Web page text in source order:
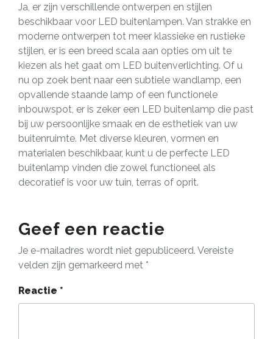
Ja, er zijn verschillende ontwerpen en stijlen
beschikbaar voor LED buitenlampen. Van strakke en
moderne ontwerpen tot meer klassieke en rustieke
stijlen, er is een breed scala aan opties om uit te
kiezen als het gaat om LED buitenverlichting. Of u
nu op zoek bent naar een subtiele wandlamp, een
opvallende staande lamp of een functionele
inbouwspot, er is zeker een LED buitenlamp die past
bij uw persoonlijke smaak en de esthetiek van uw
buitenruimte. Met diverse kleuren, vormen en
materialen beschikbaar, kunt u de perfecte LED
buitenlamp vinden die zowel functioneel als
decoratief is voor uw tuin, terras of oprit.
Geef een reactie
Je e-mailadres wordt niet gepubliceerd. Vereiste
velden zijn gemarkeerd met *
Reactie *